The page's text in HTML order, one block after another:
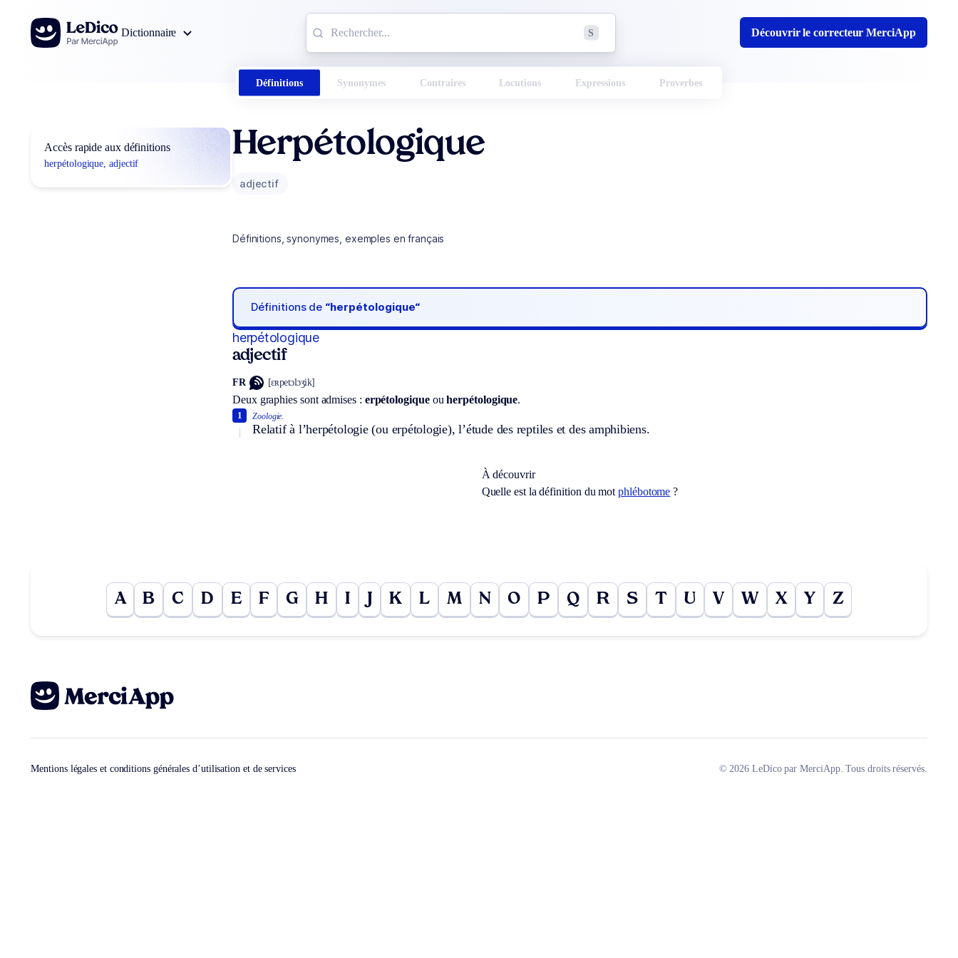
Aller au contenu
Dictionnaire
S Découvrir le correcteur MerciApp
Définitions Synonymes Contraires Locutions Expressions Proverbes
Accès rapide aux définitions
herpétologique, adjectif
Herpétologique
adjectif
Définitions, synonymes, exemples en français
Définitions de “herpétologique“
herpétologique
adjectif
FR [ɛʀpetɔlɔʒik]
Deux graphies sont admises : erpétologique ouherpétologique.
Zoologie.
Relatif à l’herpétologie (ou erpétologie), l’étude des reptiles et des amphibiens.
1
À découvrir
Quelle est la définition du motphlébotome ?
A B C D E F G H I K L M N O P Q R S T U V W X Y Z
Mentions légales et conditions générales d’utilisation et de services © 2026 LeDico par MerciApp. Tous droits réservés.